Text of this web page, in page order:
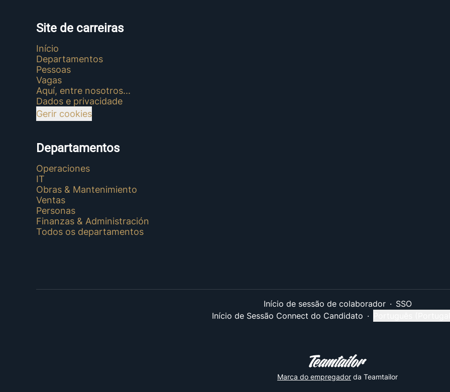
Site de carreiras
Início
Departamentos
Pessoas
Vagas
Aquí, entre nosotros...
Dados e privacidade
Gerir cookies
Departamentos
Operaciones
IT
Obras & Mantenimiento
Ventas
Personas
Finanzas & Administración
Todos os departamentos
Início de sessão de colaborador · SSO
Início de Sessão Connect do Candidato ·
Alterar idioma
Marca do empregador da Teamtailor